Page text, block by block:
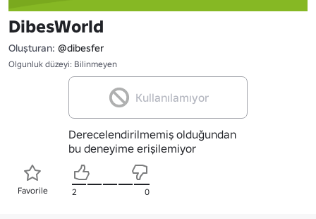
DibesWorld
Oluşturan: @dibesfer
Olgunluk düzeyi: Bilinmeyen
Kullanılamıyor
Derecelendirilmemiş olduğundan
bu deneyime erişilemiyor
Favorile 2 0